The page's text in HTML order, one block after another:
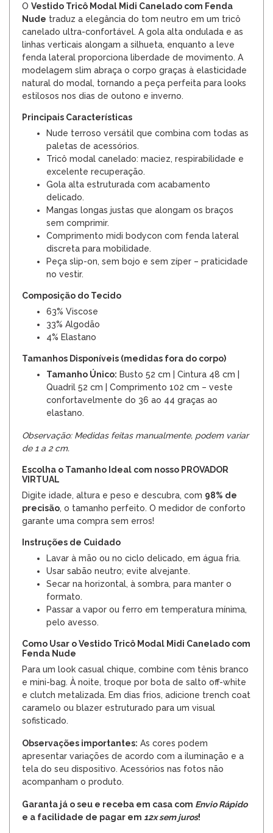
O Vestido Tricô Modal Midi Canelado com Fenda
Nude traduz a elegância do tom neutro em um tricô
canelado ultra-confortável. A gola alta ondulada e as
linhas verticais alongam a silhueta, enquanto a leve
fenda lateral proporciona liberdade de movimento. A
modelagem slim abraça o corpo graças à elasticidade
natural do modal, tornando a peça perfeita para looks
estilosos nos dias de outono e inverno.
Principais Características
Nude terroso versátil que combina com todas as
paletas de acessórios.
Tricô modal canelado: maciez, respirabilidade e
excelente recuperação.
Gola alta estruturada com acabamento
delicado.
Mangas longas justas que alongam os braços
sem comprimir.
Comprimento midi bodycon com fenda lateral
discreta para mobilidade.
Peça slip-on, sem bojo e sem zíper – praticidade
no vestir.
Composição do Tecido
63% Viscose
33% Algodão
4% Elastano
Tamanhos Disponíveis (medidas fora do corpo)
Tamanho Único: Busto 52 cm | Cintura 48 cm |
Quadril 52 cm | Comprimento 102 cm – veste
confortavelmente do 36 ao 44 graças ao
elastano.
Observação: Medidas feitas manualmente, podem variar
de 1 a 2 cm.
Escolha o Tamanho Ideal com nosso PROVADOR
VIRTUAL
Digite idade, altura e peso e descubra, com 98% de
precisão, o tamanho perfeito. O medidor de conforto
garante uma compra sem erros!
Instruções de Cuidado
Lavar à mão ou no ciclo delicado, em água fria.
Usar sabão neutro; evite alvejante.
Secar na horizontal, à sombra, para manter o
formato.
Passar a vapor ou ferro em temperatura mínima,
pelo avesso.
Como Usar o Vestido Tricô Modal Midi Canelado com
Fenda Nude
Para um look casual chique, combine com tênis branco
e mini-bag. À noite, troque por bota de salto off-white
e clutch metalizada. Em dias frios, adicione trench coat
caramelo ou blazer estruturado para um visual
sofisticado.
Observações importantes: As cores podem
apresentar variações de acordo com a iluminação e a
tela do seu dispositivo. Acessórios nas fotos não
acompanham o produto.
Garanta já o seu e receba em casa com Envio Rápido
e a facilidade de pagar em 12x sem juros!